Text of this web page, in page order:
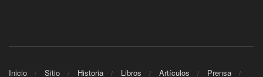
Inicio Sitio Historia Libros Artículos Prensa